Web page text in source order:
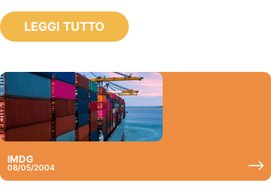
LEGGI TUTTO
IMDG
08/05/2004